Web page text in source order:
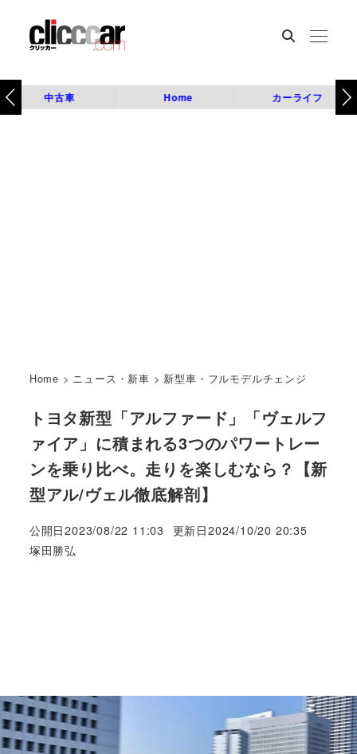
中古車 Home カーライフ
Home > ニュース・新車 > 新型車・フルモデルチェンジ
トヨタ新型「アルファード」「ヴェルフ
ァイア」に積まれる3つのパワートレー
ンを乗り比べ。走りを楽しむなら？【新
型アル/ヴェル徹底解剖】
公開日2023/08/22 11:03 更新日2024/10/20 20:35
著
塚田勝弘